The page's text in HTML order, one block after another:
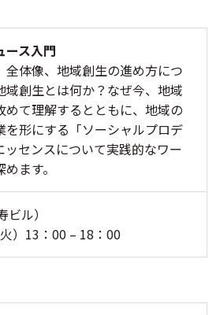
ース入門
全体像、地域創生の進め方につ
域創生とは何か？なぜ今、地域
めて理解するとともに、地域の
を形にする「ソーシャルプロデ
ッセンスについて実践的なワー
ます。
ル）
）13：00 – 18：00